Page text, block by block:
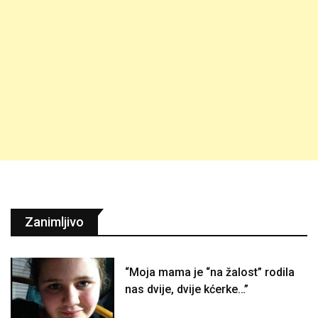
Zanimljivo
“Moja mama je “na žalost” rodila
nas dvije, dvije kćerke…”